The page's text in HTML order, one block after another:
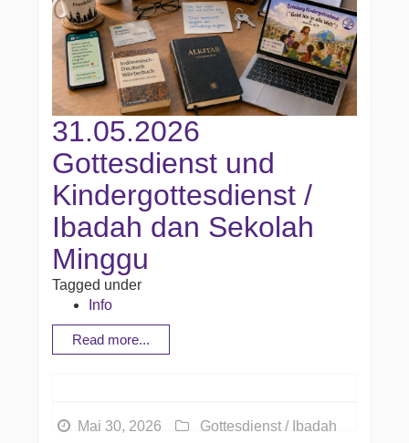
31.05.2026
Gottesdienst und
Kindergottesdienst /
Ibadah dan Sekolah
Minggu
Tagged under
Info
Read more...
Mai 30, 2026 Gottesdienst / Ibadah